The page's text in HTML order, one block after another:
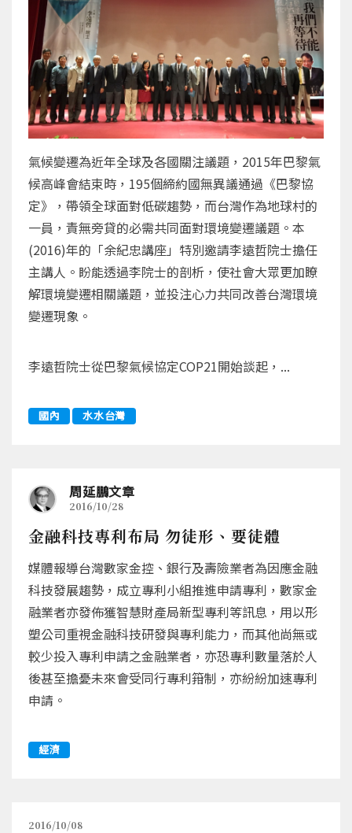
氣候變遷為近年全球及各國關注議題，2015年巴黎氣
候高峰會結束時，195個締約國無異議通過《巴黎協
定》，帶領全球面對低碳趨勢，而台灣作為地球村的
一員，責無旁貸的必需共同面對環境變遷議題。本
(2016)年的「余紀忠講座」特別邀請李遠哲院士擔任
主講人。盼能透過李院士的剖析，使社會大眾更加瞭
解環境變遷相關議題，並投注心力共同改善台灣環境
變遷現象。
李遠哲院士從巴黎氣候協定COP21開始談起，...
國內 水水台灣
周延鵬文章
2016/10/28
金融科技專利布局 勿徒形、要徒體
媒體報導台灣數家金控、銀行及壽險業者為因應金融
科技發展趨勢，成立專利小組推進申請專利，數家金
融業者亦發佈獲智慧財產局新型專利等訊息，用以形
塑公司重視金融科技研發與專利能力，而其他尚無或
較少投入專利申請之金融業者，亦恐專利數量落於人
後甚至擔憂未來會受同行專利箝制，亦紛紛加速專利
申請。
經濟
2016/10/08